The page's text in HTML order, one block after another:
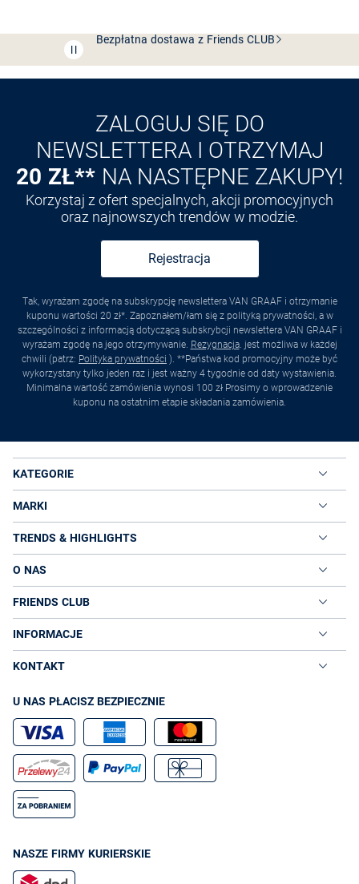
Przedłużenie czasu zwrotu towaru: 60 dni
Odkryj aplikację VANGRAAF
ZALOGUJ SIĘ DO
NEWSLETTERA I OTRZYMAJ
20 ZŁ** NA NASTĘPNE ZAKUPY!
Korzystaj z ofert specjalnych, akcji promocyjnych
oraz najnowszych trendów w modzie.
Rejestracja
Tak, wyrażam zgodę na subskrypcję newslettera VAN GRAAF i otrzymanie
kuponu wartości 20 zł*. Zapoznałem/łam się z polityką prywatności, a w
szczególności z informacją dotyczącą subskrybcji newslettera VAN GRAAF i
wyrażam zgodę na jego otrzymywanie. Rezygnacja. jest możliwa w każdej
chwili (patrz: Polityka prywatności ). **Państwa kod promocyjny może być
wykorzystany tylko jeden raz i jest ważny 4 tygodnie od daty wystawienia.
Minimalna wartość zamówienia wynosi 100 zł Prosimy o wprowadzenie
kuponu na ostatnim etapie składania zamówienia.
KATEGORIE
MARKI
TRENDS & HIGHLIGHTS
O NAS
FRIENDS CLUB
INFORMACJE
KONTAKT
U NAS PŁACISZ BEZPIECZNIE
NASZE FIRMY KURIERSKIE